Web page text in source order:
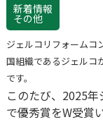
新着情報
その他
ジェルコリフォームコ
国組織であるジェルコ
です。
このたび、2025
で優秀賞をW受賞